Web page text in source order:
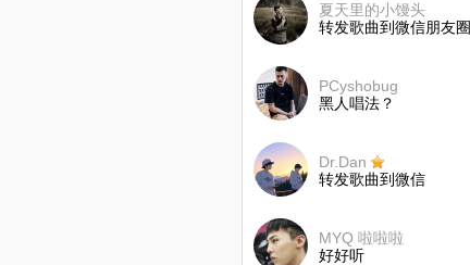
夏天里的小馒头
转发歌曲到微信朋友圈
PCyshobug
黑人唱法？
Dr.Dan
转发歌曲到微信
MYQ 啦啦啦
好好听